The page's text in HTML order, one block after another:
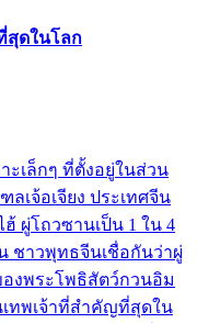
สุดในโลก
ะเล็กๆ ที่ตั้งอยู่ในส่วน
เจ้อเจียง ประเทศจีน
ผู่โถวซานเป็น 1 ใน 4
ชาวพุทธจีนเชื่อกันว่าผู่
งพระโพธิสัตว์กวนอิม
ทพเจ้าที่สำคัญที่สุดใน